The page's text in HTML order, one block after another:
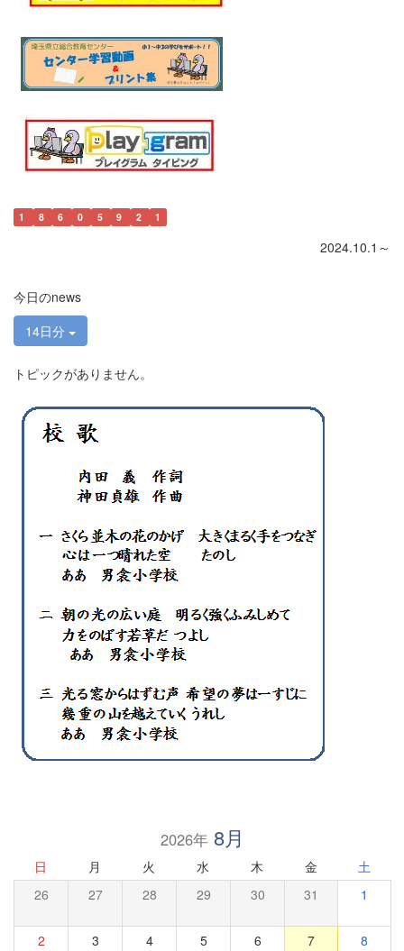
1 8 6 0 5 9 2 1
2024.10.1～
今日のnews
14日分
トピックがありません。
2026年8月
日 月 火 水 木 金 土
26 27 28 29 30 31 1
2 3 4 5 6 7 8